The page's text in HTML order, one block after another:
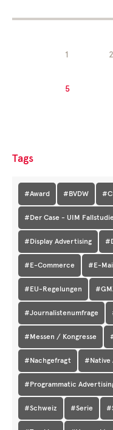
1 2
5
Tags
#Award #BVDW
#Der Case - UIM
#Display Advertising
#E-Commerce #E-
#EU-Regelungen
#Journalistenumfrage
#Messen / Kongresse
#Nachgefragt #Native
#Programmatic
#Schweiz #Serie